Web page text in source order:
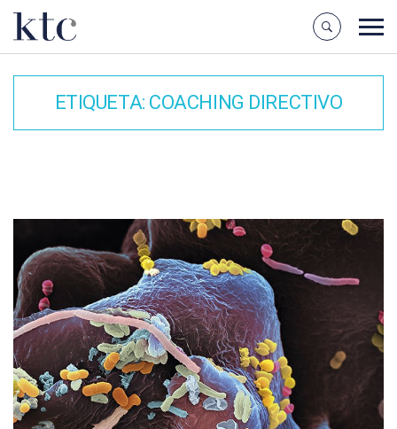
ETIQUETA: COACHING DIRECTIVO